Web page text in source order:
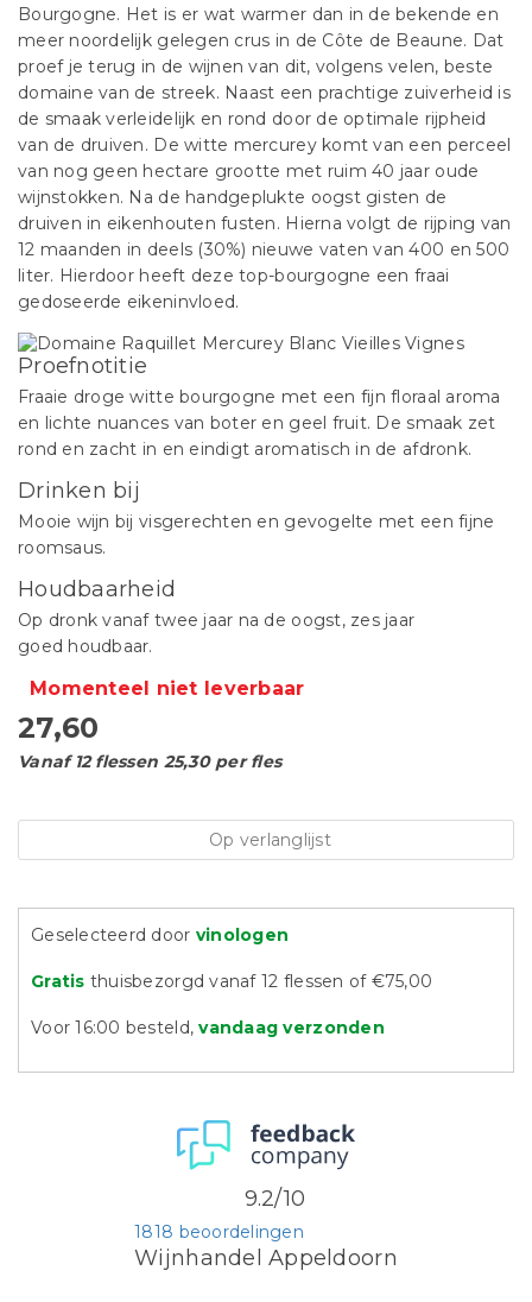
Bourgogne. Het is er wat warmer dan in de bekende en
meer noordelijk gelegen crus in de Côte de Beaune. Dat
proef je terug in de wijnen van dit, volgens velen, beste
domaine van de streek. Naast een prachtige zuiverheid is
de smaak verleidelijk en rond door de optimale rijpheid
van de druiven. De witte mercurey komt van een perceel
van nog geen hectare grootte met ruim 40 jaar oude
wijnstokken. Na de handgeplukte oogst gisten de
druiven in eikenhouten fusten. Hierna volgt de rijping van
12 maanden in deels (30%) nieuwe vaten van 400 en 500
liter. Hierdoor heeft deze top-bourgogne een fraai
gedoseerde eikeninvloed.
Proefnotitie
Fraaie droge witte bourgogne met een fijn floraal aroma
en lichte nuances van boter en geel fruit. De smaak zet
rond en zacht in en eindigt aromatisch in de afdronk.
Drinken bij
Mooie wijn bij visgerechten en gevogelte met een fijne
roomsaus.
Houdbaarheid
Op dronk vanaf twee jaar na de oogst, zes jaar
goed houdbaar.
Momenteel niet leverbaar
27,60
Vanaf 12 flessen 25,30 per fles
Op verlanglijst
Geselecteerd door vinologen
Gratis thuisbezorgd vanaf 12 flessen of €75,00
Voor 16:00 besteld,vandaag verzonden
Wijnhandel Appeldoorn
1818 beoordelingen
9.2/10